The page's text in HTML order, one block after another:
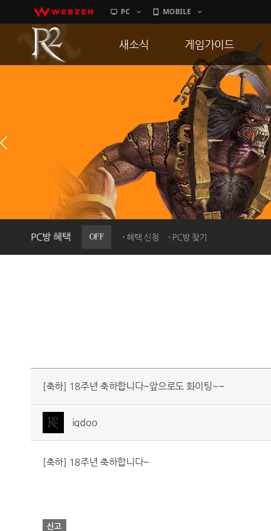
PC MOBILE
PC방 혜택 OFF 혜택 신청 PC방 찾기
새소식
이벤트
히스토리
PC방으로간다
게임가이드
게임 특징
서버가이드
신병훈련소
세부가이드
통합보급센터
[축하] 18주년 축하합니다~앞으로도 화이팅~~
iqdoo
[축하] 18주년 축하합니다~